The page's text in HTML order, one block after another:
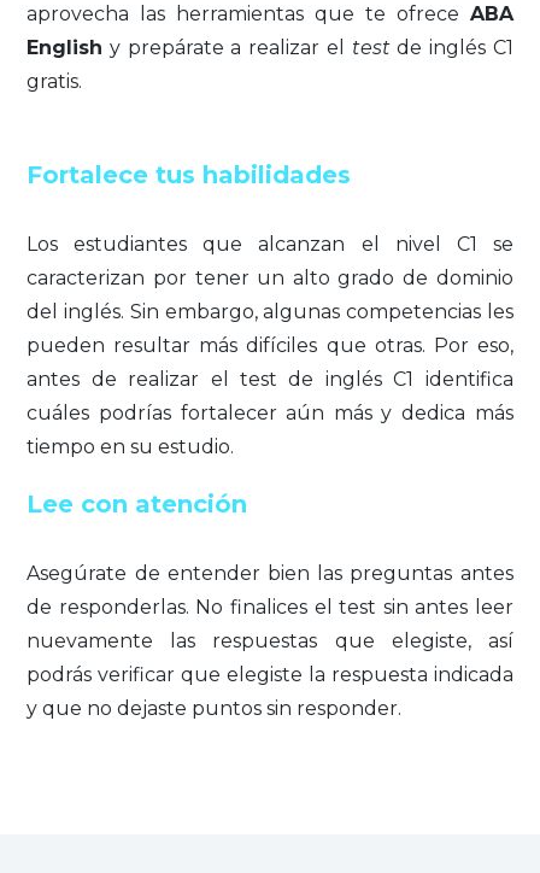
aprovecha las herramientas que te ofrece ABA
English y prepárate a realizar el testde inglés C1
gratis.
Fortalece tus habilidades
Los estudiantes que alcanzan el nivel C1 se
caracterizan por tener un alto grado de dominio
del inglés. Sin embargo, algunas competencias les
pueden resultar más difíciles que otras. Por eso,
antes de realizar el test de inglés C1 identifica
cuáles podrías fortalecer aún más y dedica más
tiempo en su estudio.
Lee con atención
Asegúrate de entender bien las preguntas antes
de responderlas. No finalices el test sin antes leer
nuevamente las respuestas que elegiste, así
podrás verificar que elegiste la respuesta indicada
y que no dejaste puntos sin responder.